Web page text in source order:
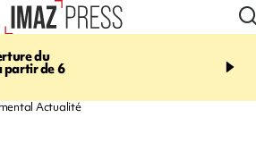
du
partir de 6
07:00
Un vendredi
Actualité